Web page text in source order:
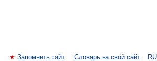
RU
Запомнить сайт Словарь на свой сайт